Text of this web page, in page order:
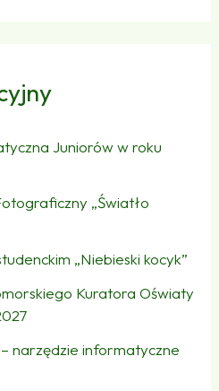
Juniorów w roku
„Światło
„Niebieski kocyk”
Kuratora Oświaty
narzędzie informatyczne